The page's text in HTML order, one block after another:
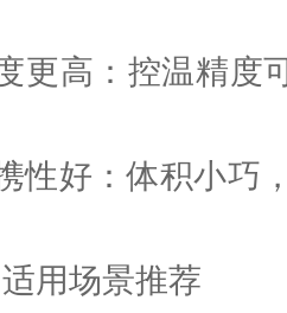
高：控温精度
好：体积小巧，
场景推荐